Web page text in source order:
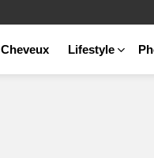
Cheveux Lifestyle